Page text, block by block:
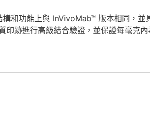
和功能上與 InVivoMab™ 版本相同，
跡進行高級結合驗證，並保證每毫克